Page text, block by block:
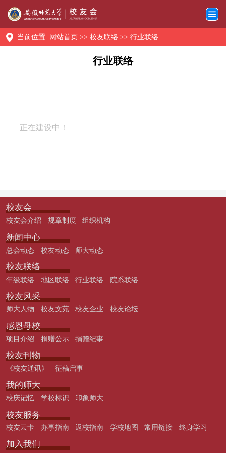
当前位置: 网站首页 >> 校友联络>> 行业联络
行业联络
正在建设中！
校友会
校友会介绍 规章制度 组织机构
新闻中心
总会动态 校友动态 师大动态
校友联络
年级联络 地区联络 行业联络 院系联络
校友风采
师大人物 校友文苑 校友企业 校友论坛
感恩母校
项目介绍 捐赠公示 捐赠纪事
校友刊物
《校友通讯》 征稿启事
我的师大
校庆记忆 学校标识 印象师大
校友服务
校友云卡 办事指南 返校指南 学校地图 常用链接 终身学习
加入我们